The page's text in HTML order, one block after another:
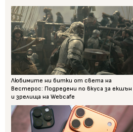
Любимите ни битки от света на
Вестерос: Подредени по вкуса за екшън
и зрелища на Webcafe